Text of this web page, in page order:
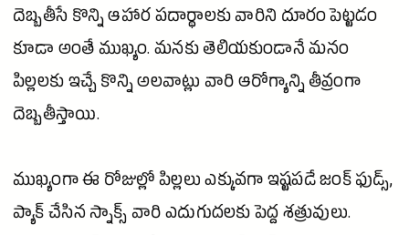
దెబ్బతీసే కొన్ని ఆహార పదార్థాలకు వారిని దూరం పెట్టడం
కూడా అంతే ముఖ్యం. మనకు తెలియకుండానే మనం
పిల్లలకు ఇచ్చే కొన్ని అలవాట్లు వారి ఆరోగ్యాన్ని తీవ్రంగా
దెబ్బతీస్తాయి.
ముఖ్యంగాఈ రోజుల్లో పిల్లలు ఎక్కువగా ఇష్టపడే జంక్ ఫుడ్స్,
ప్యాక్ చేసిన స్నాక్స్ వారి ఎదుగుదలకు పెద్ద శత్రువులు.